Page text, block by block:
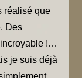
réalisé que
Des
!…
je suis déjà